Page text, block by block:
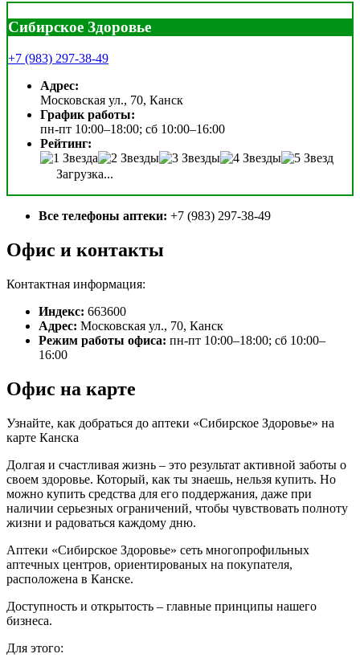
Сибирское Здоровье
+7 (983) 297-38-49
Адрес:
Московская ул., 70, Канск
График работы:
пн-пт 10:00–18:00; сб 10:00–16:00
Рейтинг:
Загрузка...
Все телефоны аптеки: +7 (983) 297-38-49
Офис и контакты
Контактная информация:
Индекс: 663600
Адрес: Московская ул., 70, Канск
Режим работы офиса: пн-пт 10:00–18:00; сб 10:00–
16:00
Офис на карте
Узнайте, как добраться до аптеки «Сибирское Здоровье» на
карте Канска
Долгая и счастливая жизнь – это результат активной заботы о
своем здоровье. Который, как ты знаешь, нельзя купить. Но
можно купить средства для его поддержания, даже при
наличии серьезных ограничений, чтобы чувствовать полноту
жизни и радоваться каждому дню.
Аптеки «Сибирское Здоровье» сеть многопрофильных
аптечных центров, ориентированых на покупателя,
расположена в Канске.
Доступность и открытость – главные принципы нашего
бизнеса.
Для этого: